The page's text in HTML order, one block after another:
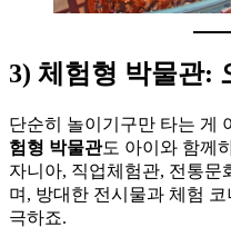
3) 체험형 박물관:
단순히 놀이기구만 타는 게
험형 박물관도 아이와 함께
자니아, 직업체험관, 전통문
며, 방대한 전시물과 체험
극하죠.